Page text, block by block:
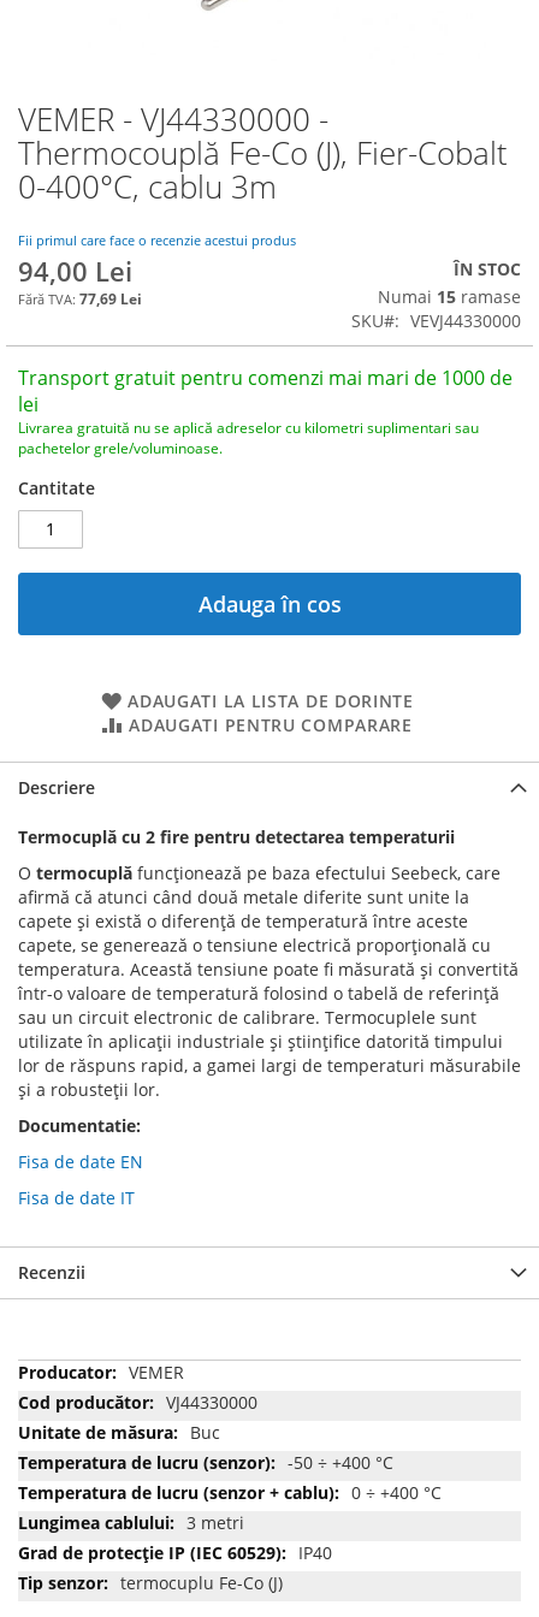
VEMER - VJ44330000 -
Thermocouplă Fe-Co (J), Fier-Cobalt
0-400°C, cablu 3m
Fii primul care face o recenzie acestui produs
94,00 Lei
77,69 Lei
ÎN STOC
Numai 15 ramase
SKU
VEVJ44330000
Transport gratuit pentru comenzi mai mari de 1000 de
lei
Livrarea gratuită nu se aplică adreselor cu kilometri suplimentari sau
pachetelor grele/voluminoase.
Cantitate
Adauga în cos
ADAUGATI LA LISTA DE DORINTE
ADAUGATI PENTRU COMPARARE
Skip
to
the
beginning
the
images
gallery
Descriere
Termocuplă cu 2 fire pentru detectarea temperaturii
O termocuplă funcționează pe baza efectului Seebeck, care
afirmă că atunci când două metale diferite sunt unite la
capete și există o diferență de temperatură între aceste
capete, se generează o tensiune electrică proporțională cu
temperatura. Această tensiune poate fi măsurată și convertită
într-o valoare de temperatură folosind o tabelă de referință
sau un circuit electronic de calibrare. Termocuplele sunt
utilizate în aplicații industriale și științifice datorită timpului
lor de răspuns rapid, a gamei largi de temperaturi măsurabile
și a robusteții lor.
Documentatie:
Fisa de date EN
Fisa de date IT
Recenzii
Mai
multe
informatii
VEMER
VJ44330000
Buc
-50 ÷ +400 °C
0 ÷ +400 °C
3 metri
IP40
termocuplu Fe-Co (J)